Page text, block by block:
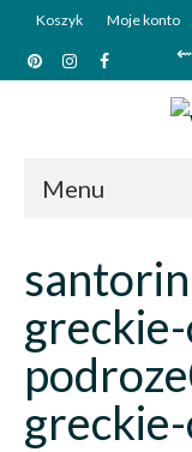
Koszyk Moje konto
⇜
Menu
Sklep
Kim jesteśmy?
Kontakt